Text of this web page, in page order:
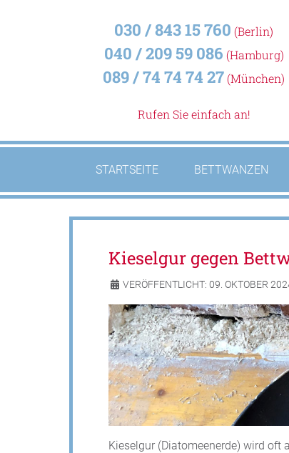
030 / 843 15 760 (Berlin)
040 / 209 59 086 (Hamburg)
089 / 74 74 74 27(München)
Rufen Sie einfach an!
STARTSEITE BETTWANZEN
Kieselgur gegen
VERÖFFENTLICHT: 09. OKTOBER
Kieselgur (Diatomeenerde) wird oft